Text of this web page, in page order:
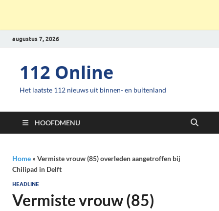
augustus 7, 2026
112 Online
Het laatste 112 nieuws uit binnen- en buitenland
HOOFDMENU
Home » Vermiste vrouw (85) overleden aangetroffen bij
Chilipad in Delft
HEADLINE
Vermiste vrouw (85)